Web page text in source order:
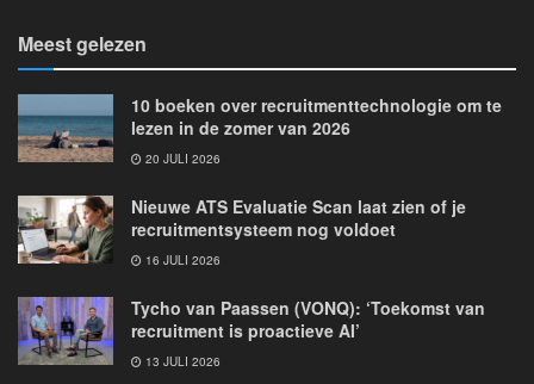
Meest gelezen
10 boeken over recruitmenttechnologie om te
lezen in de zomer van 2026
20 JULI 2026
Nieuwe ATS Evaluatie Scan laat zien of je
recruitmentsysteem nog voldoet
16 JULI 2026
Tycho van Paassen (VONQ): ‘Toekomst van
recruitment is proactieve AI’
13 JULI 2026